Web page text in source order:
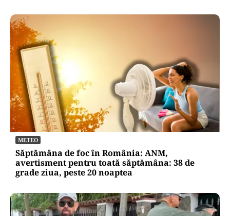
METEO
Săptămâna de foc în România: ANM,
avertisment pentru toată săptămâna: 38 de
grade ziua, peste 20 noaptea